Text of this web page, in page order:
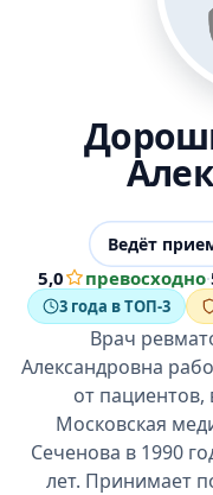
Ведёт
5,0 превосходно·
3 года в ТОП-3
Врач
Александровна
от
Московская
Сеченова в 1990
лет. Принимает